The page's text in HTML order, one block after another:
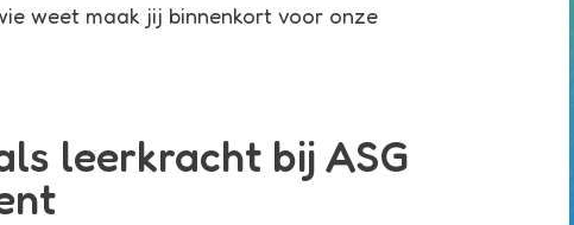
weet maak jij binnenkort voor onze
leerkracht bij ASG